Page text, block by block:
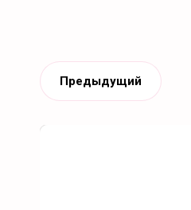
Предыдущий